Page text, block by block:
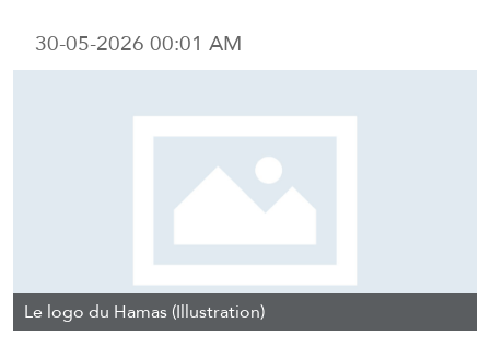
30-05-2026 00:01 AM
Le logo du Hamas (Illustration)